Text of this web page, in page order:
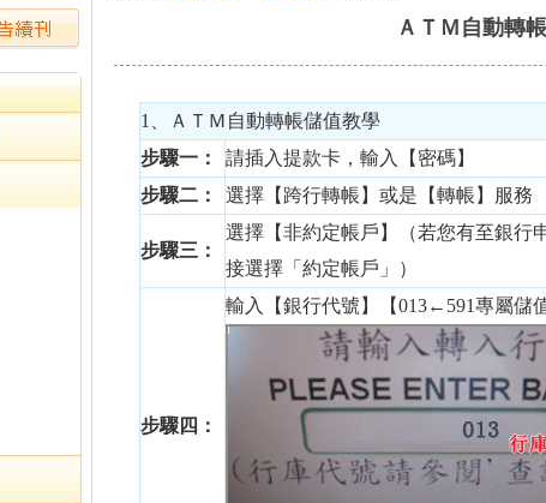
ＡＴＭ自動轉
1、ＡＴＭ自動轉帳儲值教學
步驟一：
請插入提款卡，輸入【密碼】
步驟二：
選擇【跨行轉帳】或是【轉帳】服務
步驟三：
選擇【非約定帳戶】（若您有至銀行
接選擇「約定帳戶」）
步驟四：
輸入【銀行代號】【013←591專屬儲